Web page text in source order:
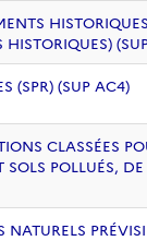
(SPR) (SUP AC4)
CLASSÉES
SOLS POLLUÉS,